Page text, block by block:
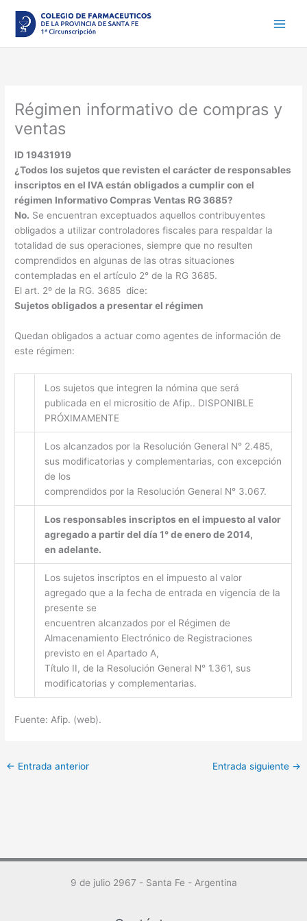
contenido
Régimen informativo de compras y
ventas
ID 19431919
¿Todos los sujetos que revisten el carácter de responsables
inscriptos en el IVA están obligados a cumplir con el
régimen Informativo Compras Ventas RG 3685?
No. Se encuentran exceptuados aquellos contribuyentes
obligados a utilizar controladores fiscales para respaldar la
totalidad de sus operaciones, siempre que no resulten
comprendidos en algunas de las otras situaciones
contempladas en el artículo 2° de la RG 3685.
El art. 2º de la RG. 3685 dice:
Sujetos obligados a presentar el régimen
Quedan obligados a actuar como agentes de información de
este régimen:
Los sujetos que integren la nómina que será
publicada en el micrositio de Afip.. DISPONIBLE
PRÓXIMAMENTE
Los alcanzados por la Resolución General N° 2.485,
sus modificatorias y complementarias, con excepción
de los
comprendidos por la Resolución General N° 3.067.
Los responsables inscriptos en el impuesto al valor
agregado a partir del día 1° de enero de 2014,
en adelante.
Los sujetos inscriptos en el impuesto al valor
agregado que a la fecha de entrada en vigencia de la
presente se
encuentren alcanzados por el Régimen de
Almacenamiento Electrónico de Registraciones
previsto en el Apartado A,
Título II, de la Resolución General N° 1.361, sus
modificatorias y complementarias.
Fuente: Afip. (web).
← Entrada anterior Entrada siguiente →
9 de julio 2967 - Santa Fe - Argentina